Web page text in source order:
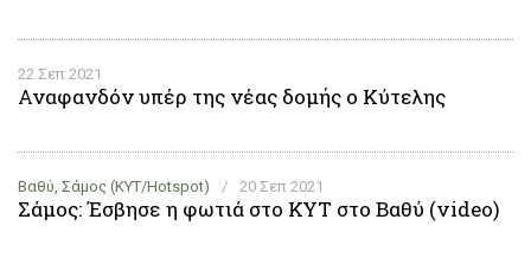
22 Σεπ 2021
Αναφανδόν υπέρ της νέας δομής ο Κύτελης
Βαθύ, Σάμος (ΚΥΤ/Hotspot) / 20 Σεπ 2021
Σάμος: Έσβησε η φωτιά στο ΚΥΤ στο Βαθύ (video)